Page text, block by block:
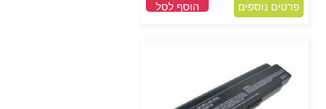
פרטים נוספים הוסף לסל